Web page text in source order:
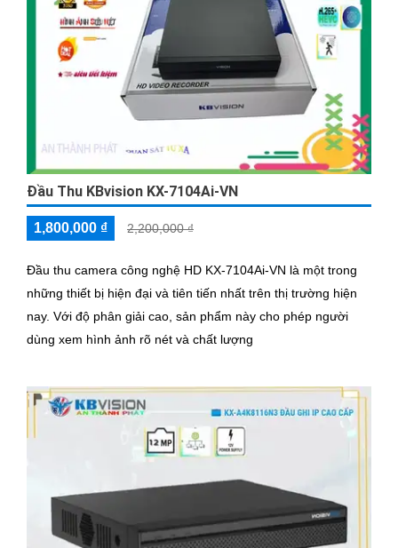
Đầu Thu KBvision KX-7104Ai-VN
1,800,000 ₫ 2,200,000 ₫
Đầu thu camera công nghệ HD KX-7104Ai-VN là một trong
những thiết bị hiện đại và tiên tiến nhất trên thị trường hiện
nay. Với độ phân giải cao, sản phẩm này cho phép người
dùng xem hình ảnh rõ nét và chất lượng